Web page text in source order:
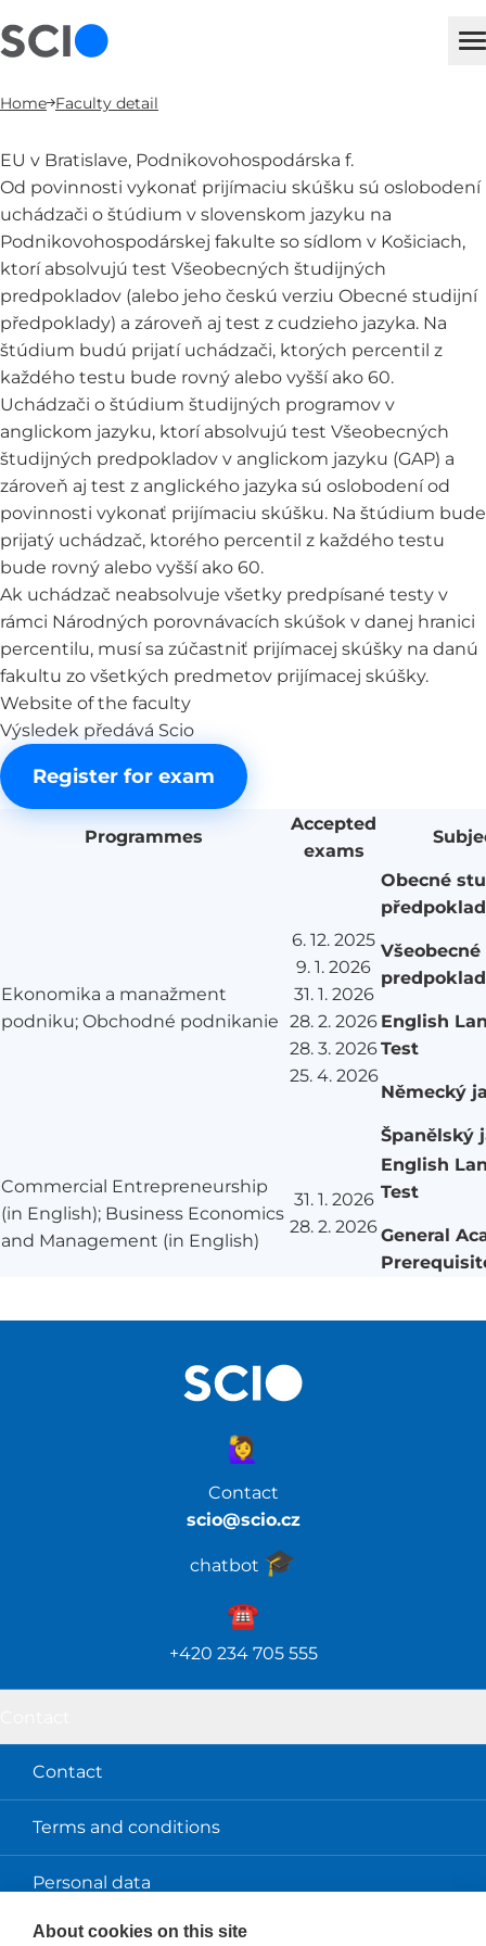
Home Faculty detail
EU v Bratislave, Podnikovohospodárska f.
Od povinnosti vykonať prijímaciu skúšku sú oslobodení
uchádzači o štúdium v slovenskom jazyku na
Podnikovohospodárskej fakulte so sídlom v Košiciach,
ktorí absolvujú test Všeobecných študijných
predpokladov (alebo jeho českú verziu Obecné studijní
předpoklady) a zároveň aj test z cudzieho jazyka. Na
štúdium budú prijatí uchádzači, ktorých percentil z
každého testu bude rovný alebo vyšší ako 60.
Uchádzači o štúdium študijných programov v
anglickom jazyku, ktorí absolvujú test Všeobecných
študijných predpokladov v anglickom jazyku (GAP) a
zároveň aj test z anglického jazyka sú oslobodení od
povinnosti vykonať prijímaciu skúšku. Na štúdium bude
prijatý uchádzač, ktorého percentil z každého testu
bude rovný alebo vyšší ako 60.
Ak uchádzač neabsolvuje všetky predpísané testy v
rámci Národných porovnávacích skúšok v danej hranici
percentilu, musí sa zúčastniť prijímacej skúšky na danú
fakultu zo všetkých predmetov prijímacej skúšky.
Website of the faculty
Výsledek předává Scio
Register for exam
Programmes
Accepted
exams
Ekonomika a manažment
podniku; Obchodné podnikanie
6. 12. 2025
9. 1. 2026
31. 1. 2026
28. 2. 2026
28. 3. 2026
25. 4. 2026
Obecné
English
Test
Německý
Španělský
Commercial Entrepreneurship
(in English); Business Economics
and Management (in English)
31. 1. 2026
28. 2. 2026
English
Test
General
Contact
scio@scio.cz
chatbot 🎓️
🙋‍♀️
☎️️
+420 234 705 555
Contact
Terms and conditions
Personal data
About us
About cookies on this site